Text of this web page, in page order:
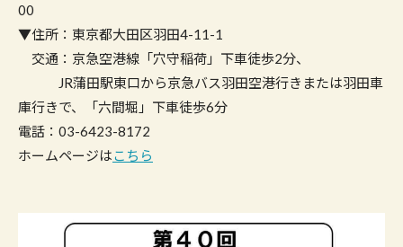
00
▼住所：東京都大田区羽田4-11-1
交通：京急空港線「穴守稲荷」下車徒歩2分、
JR蒲田駅東口から京急バス羽田空港行きまたは羽田車
庫行きで、「六間堀」下車徒歩6分
電話：03-6423-8172
ホームページはこちら